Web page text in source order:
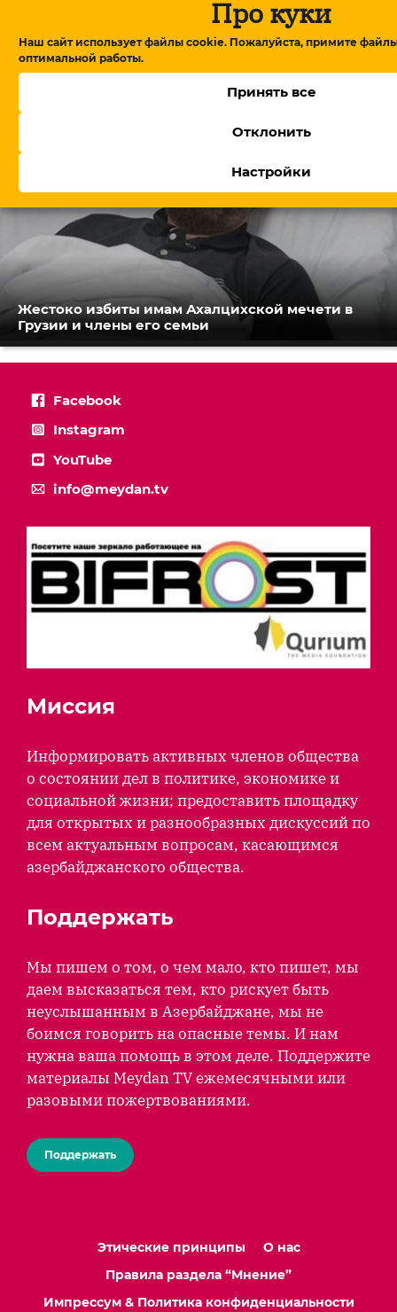
Про куки
Наш сайт использует файлы cookie. Пожалуйста, примите
оптимальной работы.
Принять все
Отклонить
Настройки
В Армении утвердили правительство, Пашинян
обещает посты профессионалам
Жестоко избиты имам Ахалцихской мечети в
Грузии и члены его семьи
Facebook
Instagram
YouTube
info@meydan.tv
Миссия
Информировать активных членов общества
о состоянии дел в политике, экономике и
социальной жизни; предоставить площадку
для открытых и разнообразных дискуссий по
всем актуальным вопросам, касающимся
азербайджанского общества.
Поддержать
Мы пишем о том, о чем мало, кто пишет, мы
даем высказаться тем, кто рискует быть
неуслышанным в Азербайджане, мы не
боимся говорить на опасные темы. И нам
нужна ваша помощь в этом деле. Поддержите
материалы Meydan TV ежемесячными или
разовыми пожертвованиями.
Поддержать
Этические принципы
О нас
Правила раздела “Мнение”
Импрессум & Политика конфиденциальности